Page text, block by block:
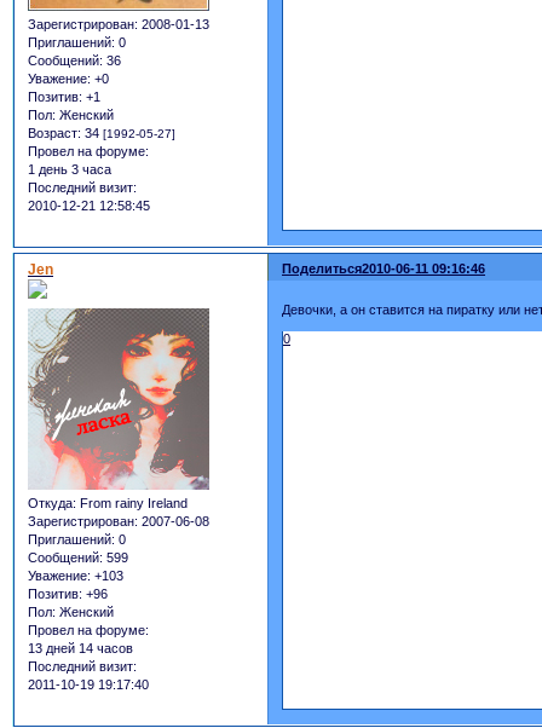
Зарегистрирован: 2008-01-13
Приглашений: 0
Сообщений: 36
Уважение: +0
Позитив: +1
Пол: Женский
Возраст: 34 [1992-05-27]
Провел на форуме:
1 день 3 часа
Последний визит:
2010-12-21 12:58:45
Поделиться2010-06-11 09:16:46
Jen
Откуда: From rainy Ireland
Зарегистрирован: 2007-06-08
Приглашений: 0
Сообщений: 599
Уважение: +103
Позитив: +96
Пол: Женский
Провел на форуме:
13 дней 14 часов
Последний визит:
2011-10-19 19:17:40
Девочки, а он ставится на пиратку или
0